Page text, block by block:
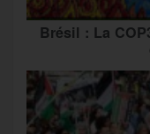
Brésil : La